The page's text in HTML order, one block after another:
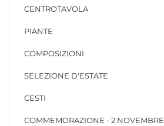
CENTROTAVOLA
PIANTE
COMPOSIZIONI
SELEZIONE D'ESTATE
CESTI
COMMEMORAZIONE - 2 NOVEMBRE